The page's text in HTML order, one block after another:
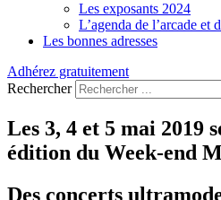
Les exposants 2024
L’agenda de l’arcade et
Les bonnes adresses
Adhérez gratuitement
Rechercher
Les 3, 4 et 5 mai 2019
édition du Week-end
Des concerts